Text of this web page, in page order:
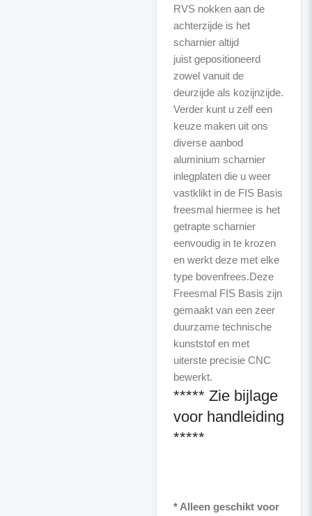
RVS nokken aan de
achterzijde is het
scharnier altijd
juist gepositioneerd
zowel vanuit de
deurzijde als kozijnzijde.
Verder kunt u zelf een
keuze maken uit ons
diverse aanbod
aluminium scharnier
inlegplaten die u weer
vastklikt in de FIS Basis
freesmal hiermee is het
getrapte scharnier
eenvoudig in te krozen
en werkt deze met elke
type bovenfrees.Deze
Freesmal FIS Basis zijn
gemaakt van een zeer
duurzame technische
kunststof en met
uiterste precisie CNC
***** Zie bijlage
voor handleiding
*****
* Alleen geschikt voor